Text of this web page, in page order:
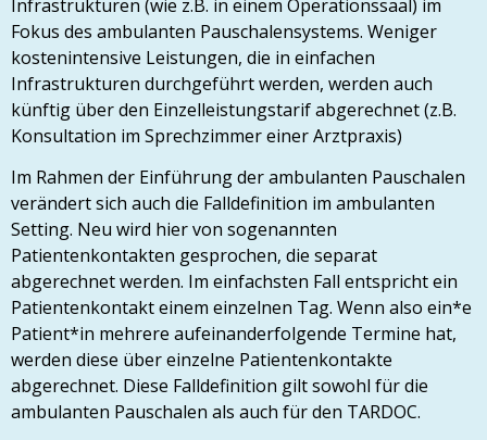
Infrastrukturen (wie z.B. in einem Operationssaal) im
Fokus des ambulanten Pauschalensystems. Weniger
kostenintensive Leistungen, die in einfachen
Infrastrukturen durchgeführt werden, werden auch
künftig über den Einzelleistungstarif abgerechnet (z.B.
Konsultation im Sprechzimmer einer Arztpraxis)
Im Rahmen der Einführung der ambulanten Pauschalen
verändert sich auch die Falldefinition im ambulanten
Setting. Neu wird hier von sogenannten
Patientenkontakten gesprochen, die separat
abgerechnet werden. Im einfachsten Fall entspricht ein
Patientenkontakt einem einzelnen Tag. Wenn also ein*e
Patient*in mehrere aufeinanderfolgende Termine hat,
werden diese über einzelne Patientenkontakte
abgerechnet. Diese Falldefinition gilt sowohl für die
ambulanten Pauschalen als auch für den TARDOC.